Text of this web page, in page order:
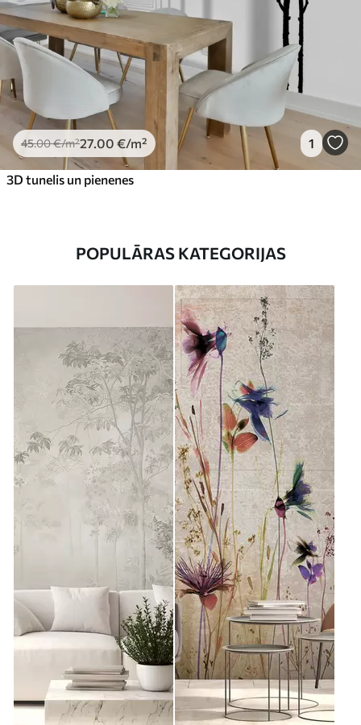
45.00€/m²27.00 €/m² 1
3D tunelis un pienenes
POPULĀRAS KATEGORIJAS